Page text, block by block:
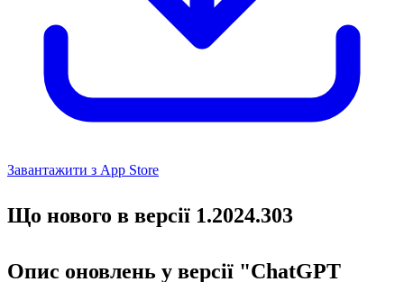
Завантажити з App Store
Що нового в версії 1.2024.303
Опис оновлень у версії "ChatGPT